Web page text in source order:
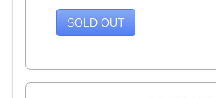
SOLD OUT